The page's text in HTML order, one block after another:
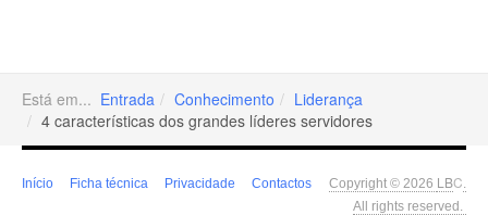
Está em... Entrada Conhecimento
Liderança
4 características dos grandes líderes servidores
Início Ficha técnica Privacidade Contactos Copyright © 2026 LBC.
All rights reserved.